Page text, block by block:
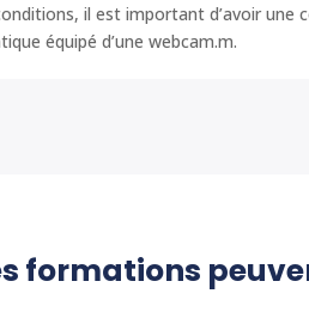
il est important d’avoir une
équipé d’une webcam.m.
formations